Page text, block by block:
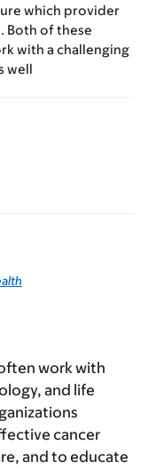
which provider
Both of these
with a challenging
well
work with
and life
cancer
and to educate